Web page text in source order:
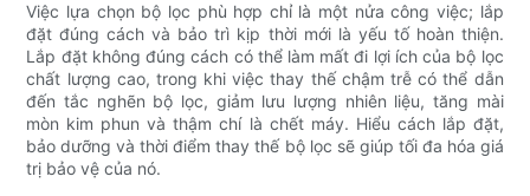
Việc lựa chọn bộ lọc phù hợp chỉ là một nửa công việc; lắp
đặt đúng cách và bảo trì kịp thời mới là yếu tố hoàn thiện.
Lắp đặt không đúng cách có thể làm mất đi lợi ích của bộ lọc
chất lượng cao, trong khi việc thay thế chậm trễ có thể dẫn
đến tắc nghẽn bộ lọc, giảm lưu lượng nhiên liệu, tăng mài
mòn kim phun và thậm chí là chết máy. Hiểu cách lắp đặt,
bảo dưỡng và thời điểm thay thế bộ lọc sẽ giúp tối đa hóa giá
trị bảo vệ của nó.